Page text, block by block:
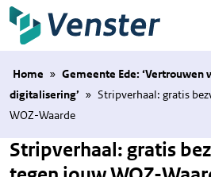
Naar hoofdinhoud
Home » Gemeente Ede: ‘Vertrouwen
digitalisering’ » Stripverhaal: gratis
WOZ-Waarde
Stripverhaal: gratis